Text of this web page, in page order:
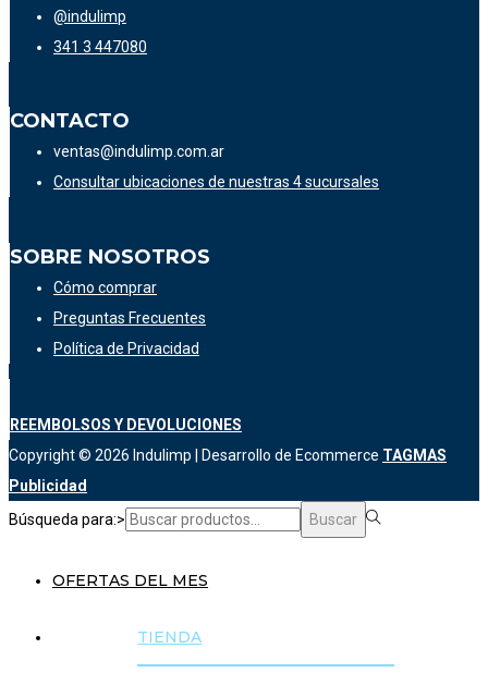
@indulimp
341 3 447080
CONTACTO
ventas@indulimp.com.ar
Consultar ubicaciones de nuestras 4 sucursales
SOBRE NOSOTROS
Cómo comprar
Preguntas Frecuentes
Política de Privacidad
REEMBOLSOS Y DEVOLUCIONES
Copyright © 2026 Indulimp | Desarrollo de Ecommerce TAGMAS
Publicidad
Búsqueda para:>
Buscar
OFERTAS DEL MES
TIENDA